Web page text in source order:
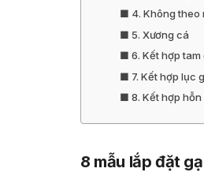
4. Không theo
5. Xương cá
6. Kết hợp tam
7. Kết hợp lục
8. Kết hợp hỗn
8 mẫu lắp đặt